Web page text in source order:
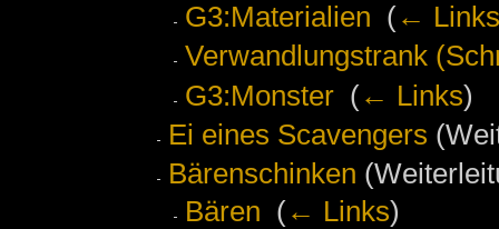
G3:Materialien (← Links
Verwandlungstrank
G3:Monster‎ (← Links)
Ei eines Scavengers
Bärenschinken
Bären (← Links)